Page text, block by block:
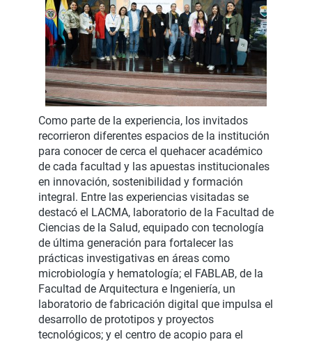
Como parte de la experiencia, los invitados
recorrieron diferentes espacios de la institución
para conocer de cerca el quehacer académico
de cada facultad y las apuestas institucionales
en innovación, sostenibilidad y formación
integral. Entre las experiencias visitadas se
destacó el LACMA, laboratorio de la Facultad de
Ciencias de la Salud, equipado con tecnología
de última generación para fortalecer las
prácticas investigativas en áreas como
microbiología y hematología; el FABLAB, de la
Facultad de Arquitectura e Ingeniería, un
laboratorio de fabricación digital que impulsa el
desarrollo de prototipos y proyectos
tecnológicos; y el centro de acopio para el